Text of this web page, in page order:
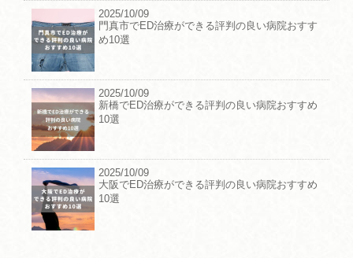
2025/10/09
門真市でED治療ができる評判の良い病院おすす
め10選
2025/10/09
新橋でED治療ができる評判の良い病院おすすめ
10選
2025/10/09
大阪でED治療ができる評判の良い病院おすすめ
10選